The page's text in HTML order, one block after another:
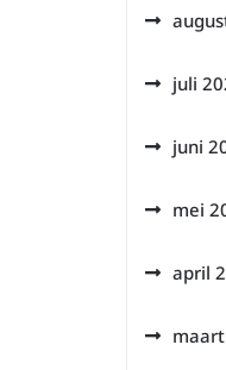
juli
juni
mei
april